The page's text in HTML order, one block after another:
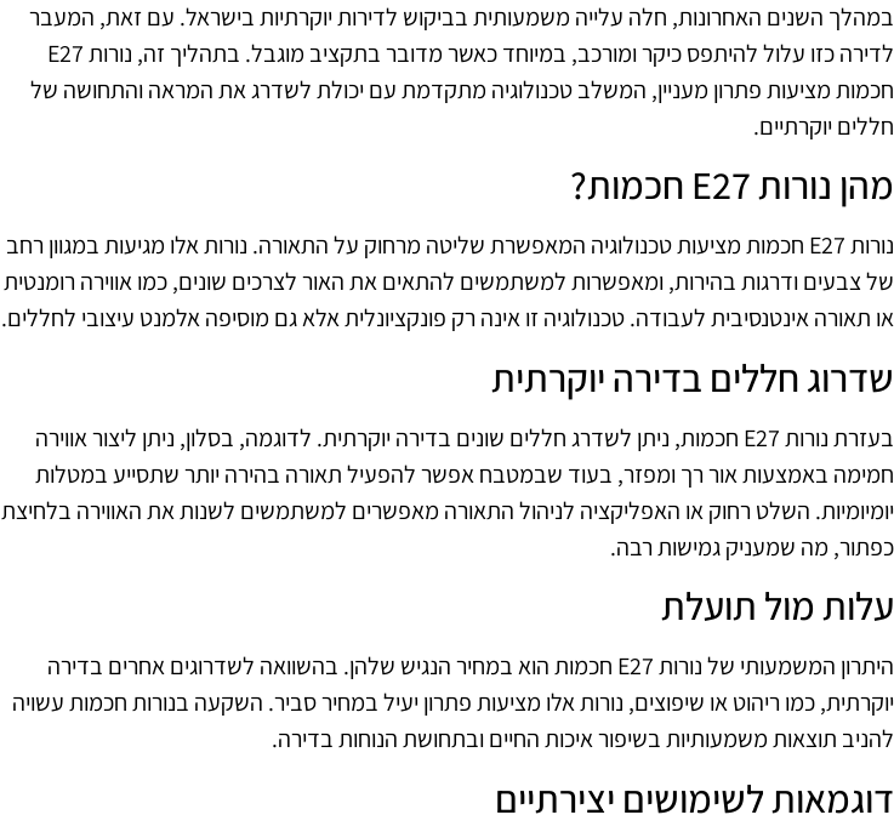
במהלך השנים האחרונות, חלה עלייה משמעותית בביקוש לדירות יוקרתיות בישראל. עם זאת, המעבר
לדירה כזו עלול להיתפס כיקר ומורכב, במיוחד כאשר מדובר בתקציב מוגבל. בתהליך זה, נורות E27
חכמות מציעות פתרון מעניין, המשלב טכנולוגיה מתקדמת עם יכולת לשדרג את המראה והתחושה של
חללים יוקרתיים.
מהן נורות E27 חכמות?
נורות E27 חכמות מציעות טכנולוגיה המאפשרת שליטה מרחוק על התאורה. נורות אלו מגיעות במגוון רחב
של צבעים ודרגות בהירות, ומאפשרות למשתמשים להתאים את האור לצרכים שונים, כמו אווירה רומנטית
או תאורה אינטנסיבית לעבודה. טכנולוגיה זו אינה רק פונקציונלית אלא גם מוסיפה אלמנט עיצובי לחללים.
שדרוג חללים בדירה יוקרתית
בעזרת נורות E27 חכמות, ניתן לשדרג חללים שונים בדירה יוקרתית. לדוגמה, בסלון, ניתן ליצור אווירה
חמימה באמצעות אור רך ומפזר, בעוד שבמטבח אפשר להפעיל תאורה בהירה יותר שתסייע במטלות
יומיומיות. השלט רחוק או האפליקציה לניהול התאורה מאפשרים למשתמשים לשנות את האווירה בלחיצת
כפתור, מה שמעניק גמישות רבה.
עלות מול תועלת
היתרון המשמעותי של נורות E27 חכמות הוא במחיר הנגיש שלהן. בהשוואה לשדרוגים אחרים בדירה
יוקרתית, כמו ריהוט או שיפוצים, נורות אלו מציעות פתרון יעיל במחיר סביר. השקעה בנורות חכמות עשויה
להניב תוצאות משמעותיות בשיפור איכות החיים ובתחושת הנוחות בדירה.
דוגמאות לשימושים יצירתיים